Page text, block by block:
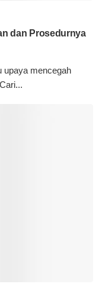
dan Prosedurnya
upaya mencegah